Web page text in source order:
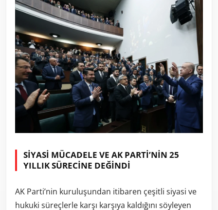
SİYASİ MÜCADELE VE AK PARTİ’NİN 25
YILLIK SÜRECİNE DEĞİNDİ
AK Parti’nin kuruluşundan itibaren çeşitli siyasi ve
hukuki süreçlerle karşı karşıya kaldığını söyleyen